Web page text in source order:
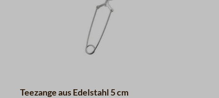
Teezange aus Edelstahl 5 cm